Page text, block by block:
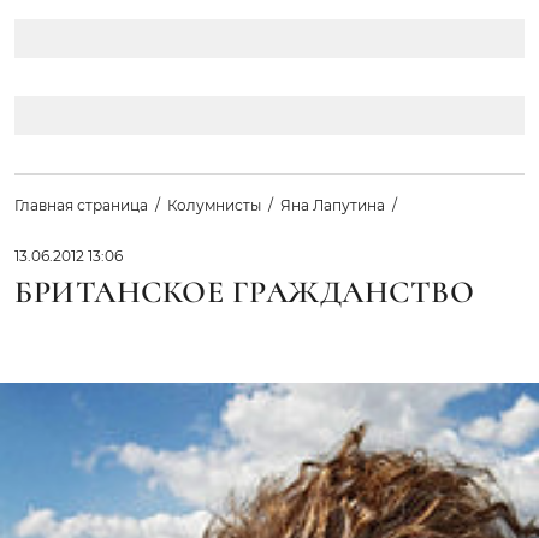
Главная страница Колумнисты Яна Лапутина
13.06.2012 13:06
БРИТАНСКОЕ ГРАЖДАНСТВО